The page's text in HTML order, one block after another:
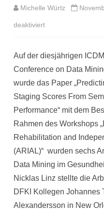
Michelle Würtz
deaktiviertfür
et
mit
Best
Paper
ausgezeichnet
Auf der diesjährigen
Conference on Data
wurde das Paper
Staging Scores From
Performance“ mit dem
Rahmen des Workshops
Rehabilitation and
(ARIAL)“ wurden sechs
Data Mining im
Nicklas Linz stellte die
DFKI Kollegen Johannes
Alexandersson in New